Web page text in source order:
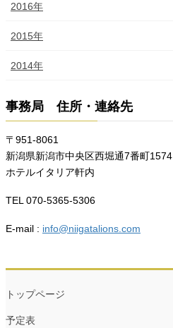
2016年
2015年
2014年
事務局 住所・連絡先
〒951-8061
新潟県新潟市中央区西堀通7番町1574
ホテルイタリア軒内
TEL 070-5365-5306
E-mail : info@niigatalions.com
トップページ
予定表